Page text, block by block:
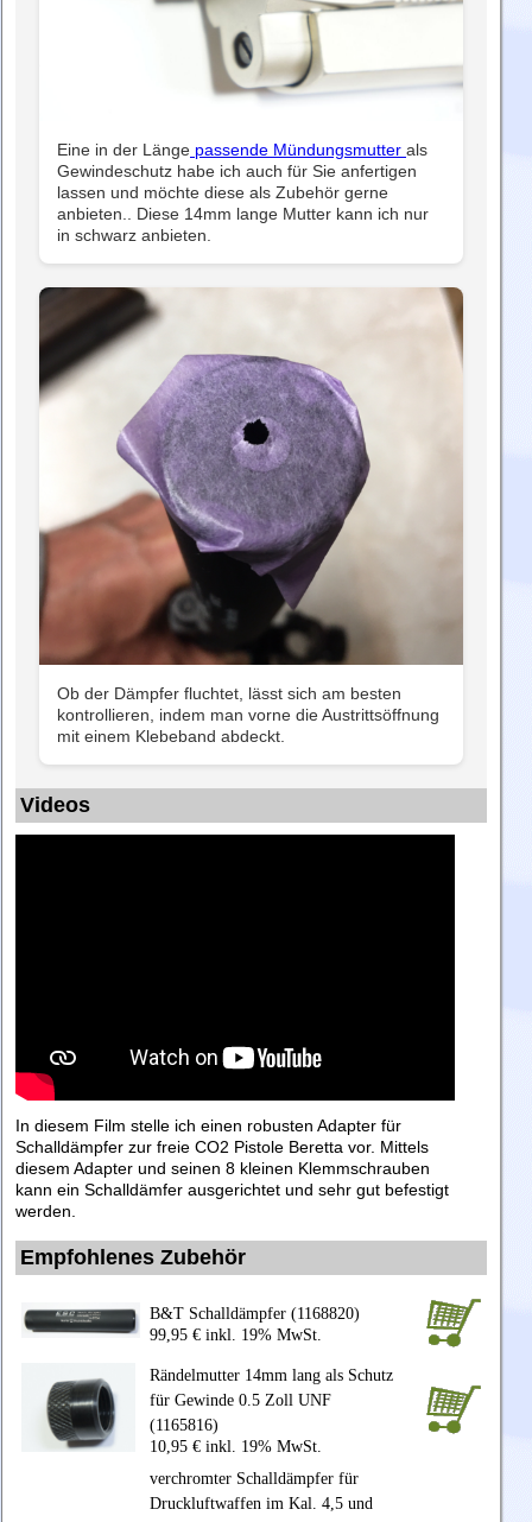
Eine in der Länge passende Mündungsmutter als
Gewindeschutz habe ich auch für Sie anfertigen
lassen und möchte diese als Zubehör gerne
anbieten.. Diese 14mm lange Mutter kann ich nur
in schwarz anbieten.
Ob der Dämpfer fluchtet, lässt sich am besten
kontrollieren, indem man vorne die Austrittsöffnung
mit einem Klebeband abdeckt.
Videos
In diesem Film stelle ich einen robusten Adapter für
Schalldämpfer zur freie CO2 Pistole Beretta vor. Mittels
diesem Adapter und seinen 8 kleinen Klemmschrauben
kann ein Schalldämfer ausgerichtet und sehr gut befestigt
werden.
Empfohlenes Zubehör
B&T Schalldämpfer (1168820)
99,95 € inkl. 19% MwSt.
Rändelmutter 14mm lang als Schutz
für Gewinde 0.5 Zoll UNF
(1165816)
10,95 € inkl. 19% MwSt.
verchromter Schalldämpfer für
Druckluftwaffen im Kal. 4,5 und